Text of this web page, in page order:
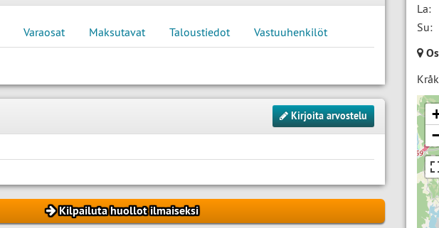
La:
Su:
Varaosat Maksutavat Taloustiedot Vastuuhenkilöt
Kirjoita arvostelu
Kilpailuta huollot ilmaiseksi